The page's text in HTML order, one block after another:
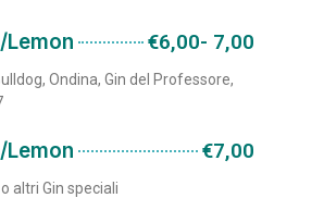
Lemon €6,00- 7,00
Ondina, Gin del Professore,
Lemon €7,00
altri Gin speciali